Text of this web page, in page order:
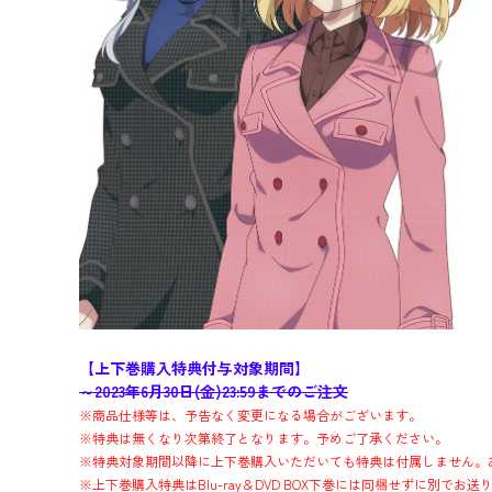
【上下巻購入特典付与対象期間】
～2023年6月30日(金)23:59までのご注文
※商品仕様等は、予告なく変更になる場合がございます。
※特典は無くなり次第終了となります。予めご了承ください。
※特典対象期間以降に上下巻購入いただいても特典は付属しません。
※上下巻購入特典はBlu-ray＆DVD BOX下巻には同梱せずに別でお送り